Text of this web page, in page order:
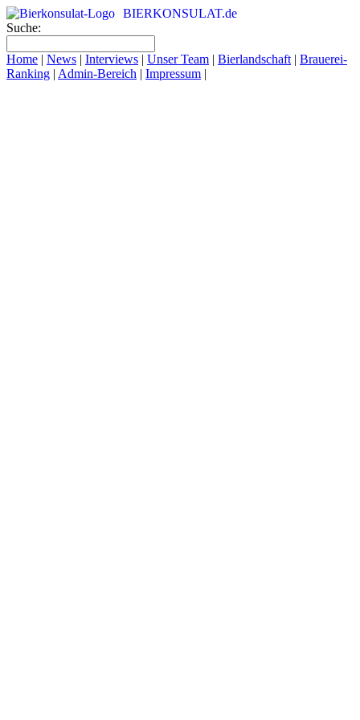
BIERKONSULAT.de
Suche:
Home | News | Interviews | Unser Team | Bierlandschaft | Brauerei-
Ranking | Admin-Bereich | Impressum |